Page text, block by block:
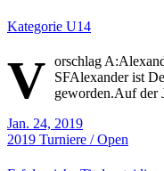
Kategorie U14
V orschlag
SFAlexander ist
geworden.Auf der
Jan. 24, 2019
2019 Turniere / Open